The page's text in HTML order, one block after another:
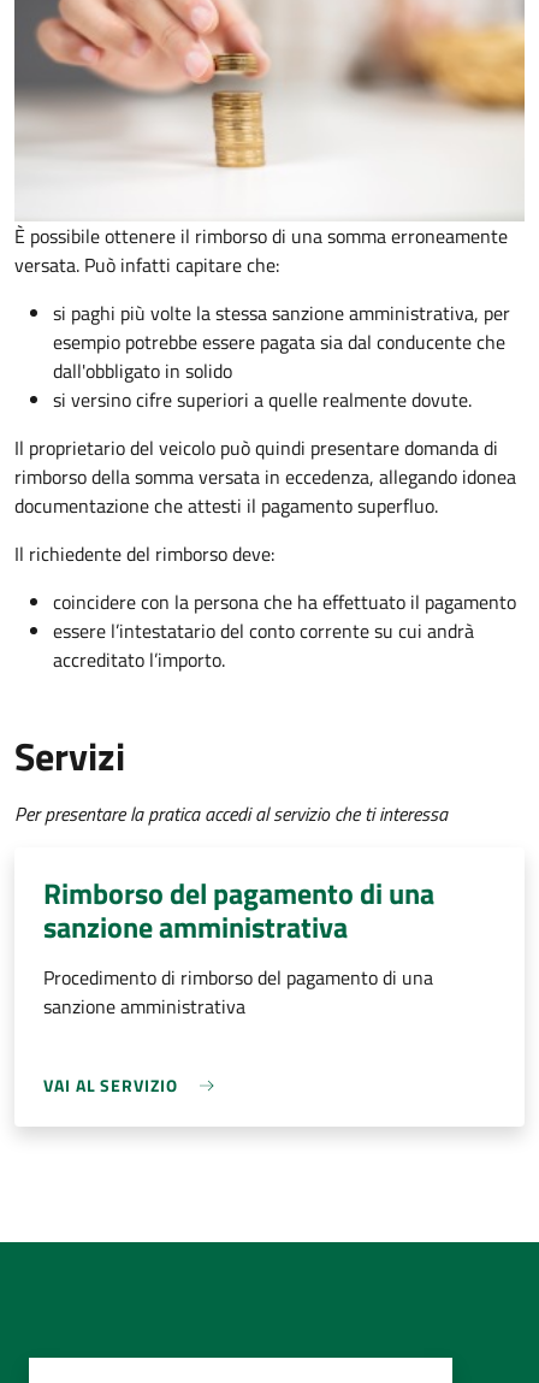
È possibile ottenere il rimborso di una somma erroneamente
versata. Può infatti capitare che:
si paghi più volte la stessa sanzione amministrativa, per
esempio potrebbe essere pagata sia dal conducente che
dall'obbligato in solido
si versino cifre superiori a quelle realmente dovute.
Il proprietario del veicolo può quindi presentare domanda di
rimborso della somma versata in eccedenza, allegando idonea
documentazione che attesti il pagamento superfluo.
Il richiedente del rimborso deve:
coincidere con la persona che ha effettuato il pagamento
essere l’intestatario del conto corrente su cui andrà
accreditato l’importo.
Servizi
Per presentare la pratica accedi al servizio che ti interessa
Rimborso del pagamento di una
sanzione amministrativa
Procedimento di rimborso del pagamento di una
sanzione amministrativa
VAI AL SERVIZIO